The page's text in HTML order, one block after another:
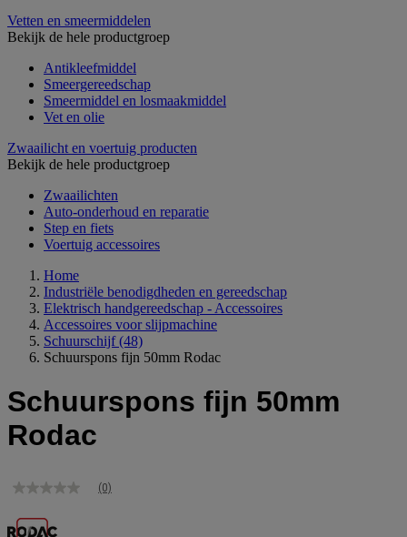
Vetten en smeermiddelen
Bekijk de hele productgroep
Antikleefmiddel
Smeergereedschap
Smeermiddel en losmaakmiddel
Vet en olie
Zwaailicht en voertuig producten
Bekijk de hele productgroep
Zwaailichten
Auto-onderhoud en reparatie
Step en fiets
Voertuig accessoires
Home
Industriële benodigdheden en gereedschap
Elektrisch handgereedschap - Accessoires
Accessoires voor slijpmachine
Schuurschijf (48)
Schuurspons fijn 50mm Rodac
Schuurspons fijn 50mm
Rodac
Geen
Dezelfde
(0)